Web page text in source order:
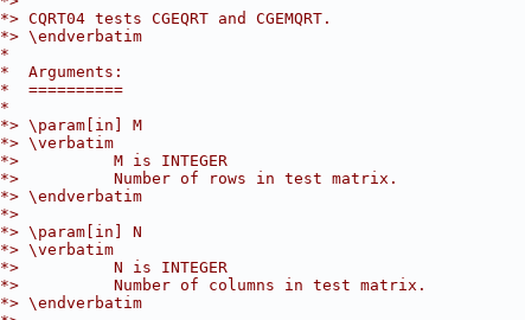
*> CQRT04 tests CGEQRT and CGEMQRT.
*> \endverbatim
*
*  Arguments:
*  ==========
*
*> \param[in] M
*> \verbatim
*>          M is INTEGER
*>          Number of rows in test matrix.
*> \endverbatim
*>
*> \param[in] N
*> \verbatim
*>          N is INTEGER
*>          Number of columns in test matrix.
*> \endverbatim